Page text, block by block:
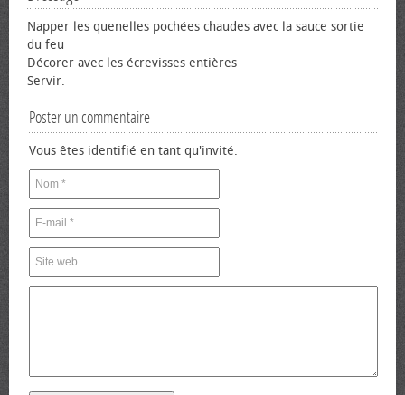
Napper les quenelles pochées chaudes avec la sauce sortie
du feu
Décorer avec les écrevisses entières
Servir.
Poster un commentaire
Vous êtes identifié en tant qu'invité.